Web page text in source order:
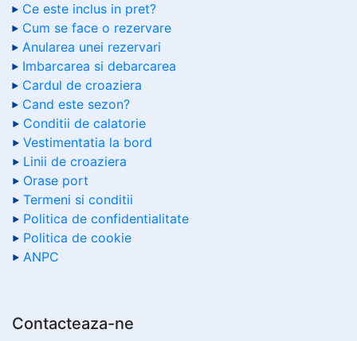
Ce este inclus in pret?
Cum se face o rezervare
Anularea unei rezervari
Imbarcarea si debarcarea
Cardul de croaziera
Cand este sezon?
Conditii de calatorie
Vestimentatia la bord
Linii de croaziera
Orase port
Termeni si conditii
Politica de confidentialitate
Politica de cookie
ANPC
Contacteaza-ne